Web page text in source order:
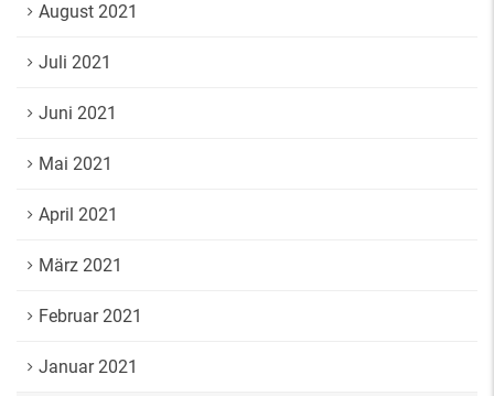
August 2021
Juli 2021
Juni 2021
Mai 2021
April 2021
März 2021
Februar 2021
Januar 2021